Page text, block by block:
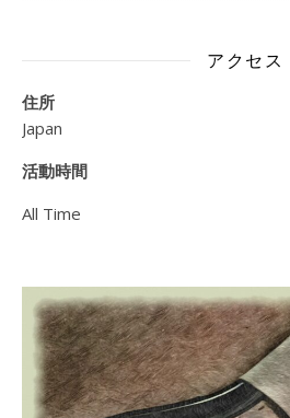
アクセス
住所
Japan
活動時間
All Time